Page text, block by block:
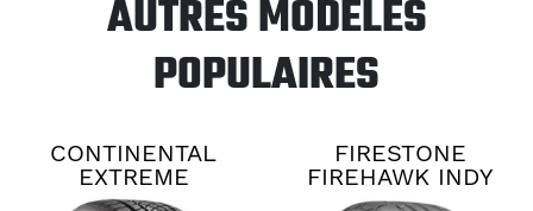
AUTRES MODÈLES
POPULAIRES
CONTINENTAL
EXTREME
CONTACT DWS06
FIRESTONE
FIREHAWK INDY
500 V2